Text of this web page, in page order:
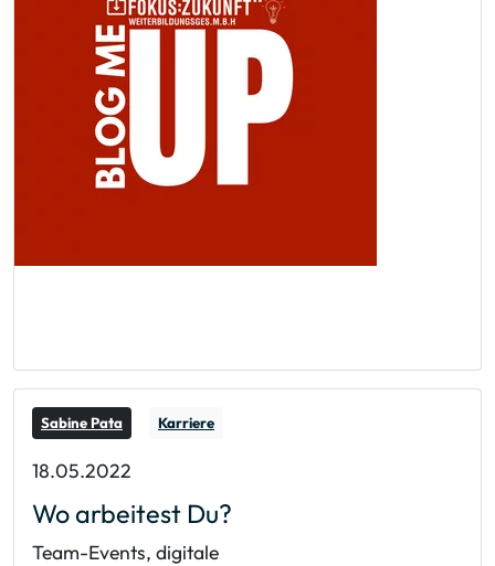
Sabine Pata Karriere
18.05.2022
Wo arbeitest Du?
Team-Events, digitale